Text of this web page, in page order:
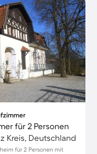
für 2 Personen
Kreis, Deutschland
für 2 Personen mit